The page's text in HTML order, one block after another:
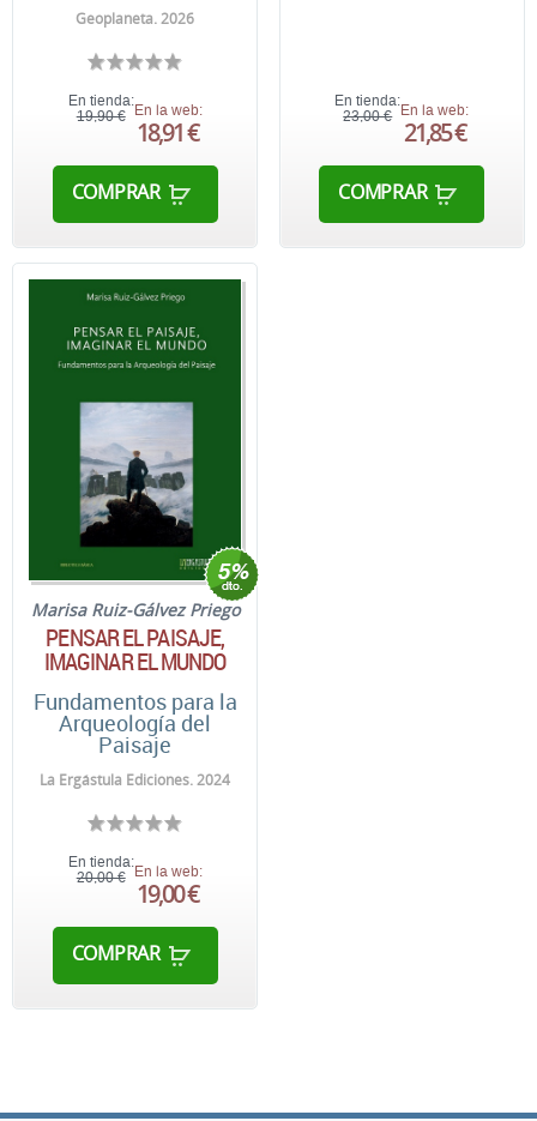
Geoplaneta. 2026
En tienda:
19,90 € En la web:
18,91 €
COMPRAR
En tienda:
23,00 €
En la web:
21,85 €
COMPRAR
Marisa Ruiz-Gálvez Priego
PENSAR EL PAISAJE,
IMAGINAR EL MUNDO
Fundamentos para la
Arqueología del
Paisaje
La Ergástula Ediciones. 2024
En tienda:
20,00 € En la web:
19,00 €
COMPRAR